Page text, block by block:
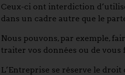
Ceux-ci ont interdiction
dans un cadre autre que le
Nous pouvons, par exemple,
traiter vos données ou de
L’Entreprise se réserve le